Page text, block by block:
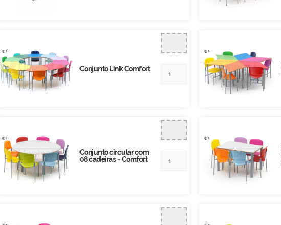
Conjunto Link Comfort
Conjunto circular com
08 cadeiras - Comfort